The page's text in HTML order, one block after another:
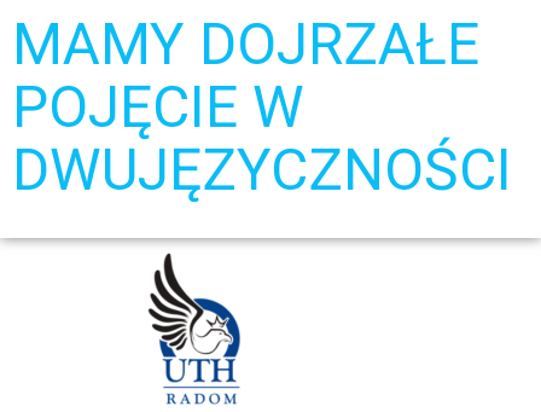
MAMY DOJRZAŁE
POJĘCIE W
DWUJĘZYCZNOŚCI